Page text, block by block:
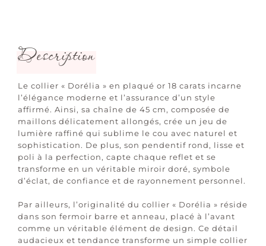
Description
Le collier « Dorélia » en plaqué or 18 carats incarne
l’élégance moderne et l’assurance d’un style
affirmé. Ainsi, sa chaîne de 45 cm, composée de
maillons délicatement allongés, crée un jeu de
lumière raffiné qui sublime le cou avec naturel et
sophistication. De plus, son pendentif rond, lisse et
poli à la perfection, capte chaque reflet et se
transforme en un véritable miroir doré, symbole
d’éclat, de confiance et de rayonnement personnel.
Par ailleurs, l’originalité du collier « Dorélia » réside
dans son fermoir barre et anneau, placé à l’avant
comme un véritable élément de design. Ce détail
audacieux et tendance transforme un simple collier